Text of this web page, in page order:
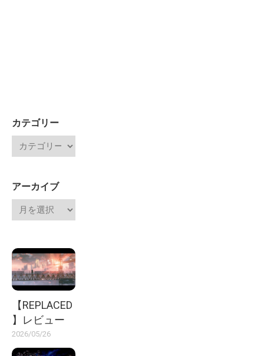
カテゴリー
アーカイブ
【REPLACED
】レビュー
2026/05/26